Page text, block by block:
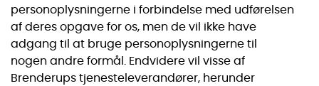
personoplysningerne i forbindelse med udførelsen
af deres opgave for os, men de vil ikke have
adgang til at bruge personoplysningerne til
nogen andre formål. Endvidere vil visse af
Brenderups tjenesteleverandører, herunder